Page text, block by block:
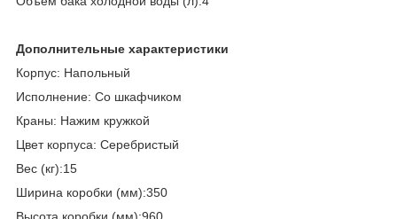
Дополнительные характеристики
Корпус: Напольный
Исполнение: Со шкафчиком
Краны: Нажим кружкой
Цвет корпуса: Серебристый
Вес (кг):15
Ширина коробки (мм):350
Высота коробки (мм):960